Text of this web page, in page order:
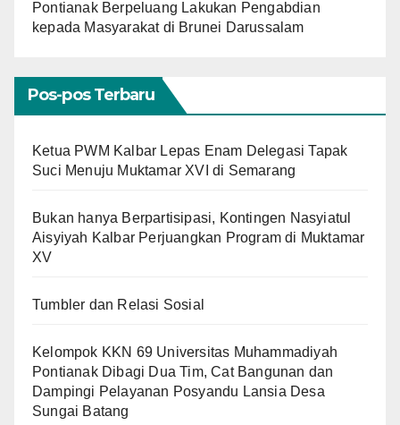
Pontianak Berpeluang Lakukan Pengabdian
kepada Masyarakat di Brunei Darussalam
Pos-pos Terbaru
Ketua PWM Kalbar Lepas Enam Delegasi Tapak
Suci Menuju Muktamar XVI di Semarang
Bukan hanya Berpartisipasi, Kontingen Nasyiatul
Aisyiyah Kalbar Perjuangkan Program di Muktamar
XV
Tumbler dan Relasi Sosial
Kelompok KKN 69 Universitas Muhammadiyah
Pontianak Dibagi Dua Tim, Cat Bangunan dan
Dampingi Pelayanan Posyandu Lansia Desa
Sungai Batang